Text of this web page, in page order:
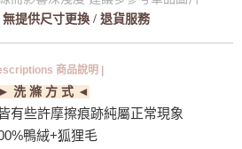
無提供尺寸更換 / 退貨服務
商品說明 |
► 洗 滌 方 式 ◄
有些許摩擦痕跡純屬正常現象
鴨絨+狐狸毛